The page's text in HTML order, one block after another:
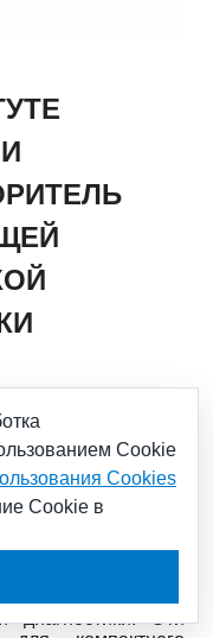
инновационных и
(АО «ГНЦ РФ
дивизион
– АО «Наука и
импульсный
накопитель для
диагностики. Эти
Cookie
Cookies
Cookie в